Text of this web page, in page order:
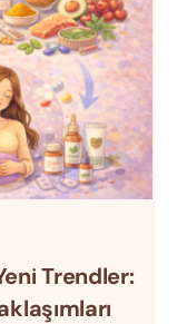
Trendler: